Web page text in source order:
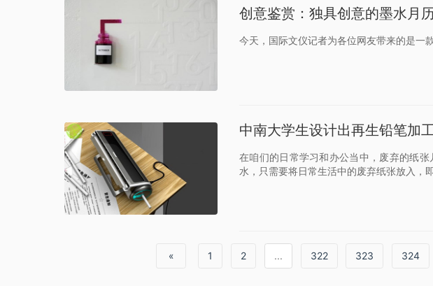
创意鉴赏：独具创意的墨水月
今天，国际文仪记者为各位网友带来的是一
中南大学生设计出再生铅笔加
在咱们的日常学习和办公当中，废弃的纸
水，只需要将日常生活中的废弃纸张放入，
« 1 2 ... 322 323 324